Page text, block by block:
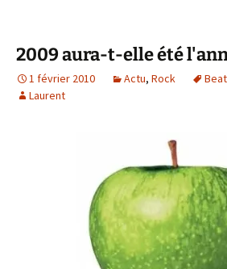
2009 aura-t-elle été
1 février 2010 Actu, Rock
Laurent